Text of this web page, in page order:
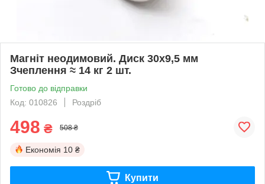
Магніт неодимовий. Диск 30x9,5 мм
Зчеплення ≈ 14 кг 2 шт.
Готово до відправки
Код: 010826
Роздріб
498 ₴ 508 ₴
Економія 10 ₴
Купити